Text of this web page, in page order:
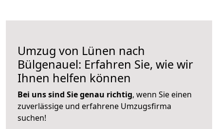
Umzug von Lünen nach
Bülgenauel: Erfahren Sie, wie wir
Ihnen helfen können
Bei uns sind Sie genau richtig, wenn Sie einen
zuverlässige und erfahrene Umzugsfirma
suchen!